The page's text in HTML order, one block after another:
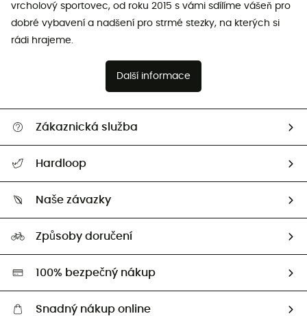
vrcholový sportovec, od roku 2015 s vámi sdílíme vášeň pro
dobré vybavení a nadšení pro strmé stezky, na kterých si
rádi hrajeme.
Další informace
Zákaznická služba
Vrácení zboží a peněz
Hardloop
Naši Ambasadoři
Naše závazky
HardGreen
Způsoby doručení
100% bezpečný nákup
Snadný nákup online